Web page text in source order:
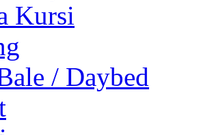
Kursi
/ Daybed